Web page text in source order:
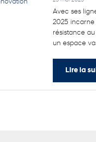
Avec ses
2025
résistance
un espace
Lire la